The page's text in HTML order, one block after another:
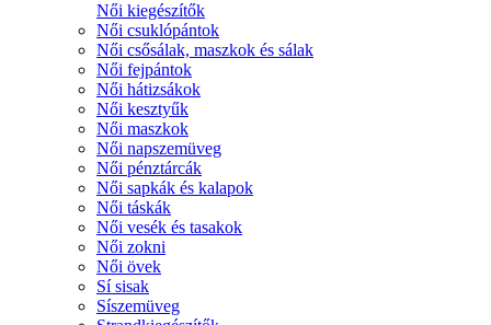
Női kiegészítők
Női csuklópántok
Női csősálak, maszkok és sálak
Női fejpántok
Női hátizsákok
Női kesztyűk
Női maszkok
Női napszemüveg
Női pénztárcák
Női sapkák és kalapok
Női táskák
Női vesék és tasakok
Női zokni
Női övek
Sí sisak
Síszemüveg